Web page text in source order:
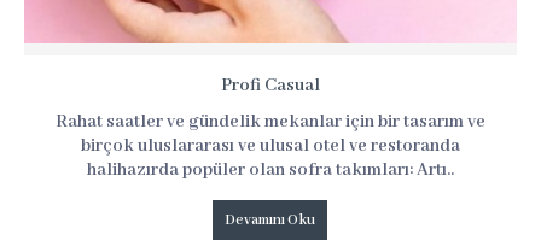
Profi Casual
Rahat saatler ve gündelik mekanlar için bir tasarım ve
birçok uluslararası ve ulusal otel ve restoranda
halihazırda popüler olan sofra takımları: Artı..
Devamını Oku